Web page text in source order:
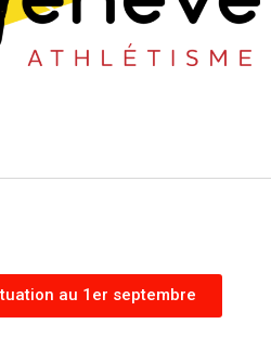
au 1er septembre